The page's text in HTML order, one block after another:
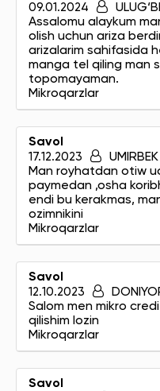
09.01.2024
Assalomu alaykum
olish uchun ariza
arizalarim sahifasida
manga tel qiling man
topomayaman.
Mikroqarzlar
Savol
17.12.2023
UMIRBEK
Man royhatdan otiw
paymedan ,osha
endi bu kerakmas,
ozimnikini
Mikroqarzlar
Savol
12.10.2023
Salom men mikro
qilishim lozin
Mikroqarzlar
Savol